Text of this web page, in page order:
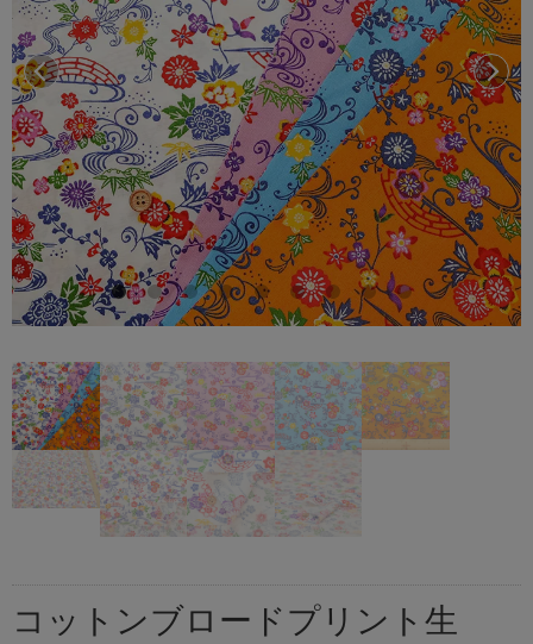
前へ 次へ
コットンブロードプリント生